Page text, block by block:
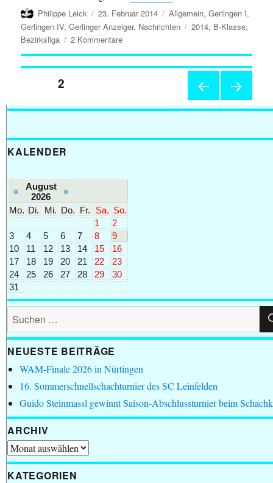
Autor
Philippe Leick
Veröffentlicht
am
23. Februar 2014 Kategorien
Allgemein,Gerlingen I,
Gerlingen IV,Gerlinger Anzeiger, Nachrichten Schlagwörter
2014, B-Klasse,
Bezirksliga
2 Kommentarezu
Bezirksliga
Stuttgart
7
Seitennummerierung
der
Beiträge
VOR
SEIT
SEITE2
NÄC
E
KALENDER
«
August
2026
»
Mo. Di. Mi. Do. Fr. Sa. So.
1
2
3
4 5 6 7 8
9
10
11 12 13 14 15
16
17
18 19 20 21 22
23
24
25 26 27 28 29
30
31
Suchen
nach:
NEUESTE BEITRÄGE
WAM-Finale 2026 in Nürtingen
16. Sommerschnellschachturnier des SC Leinfelden
Guido Steinmassl gewinnt Saison-Abschlussturnier beim
ARCHIV
Archiv
KATEGORIEN